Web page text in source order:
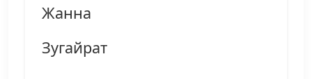
Жанна
Зугайрат